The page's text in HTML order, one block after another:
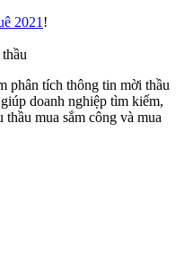
2021 !
phân tích thông tin mời thầu
doanh nghiệp tìm kiếm,
mua sắm công và mua